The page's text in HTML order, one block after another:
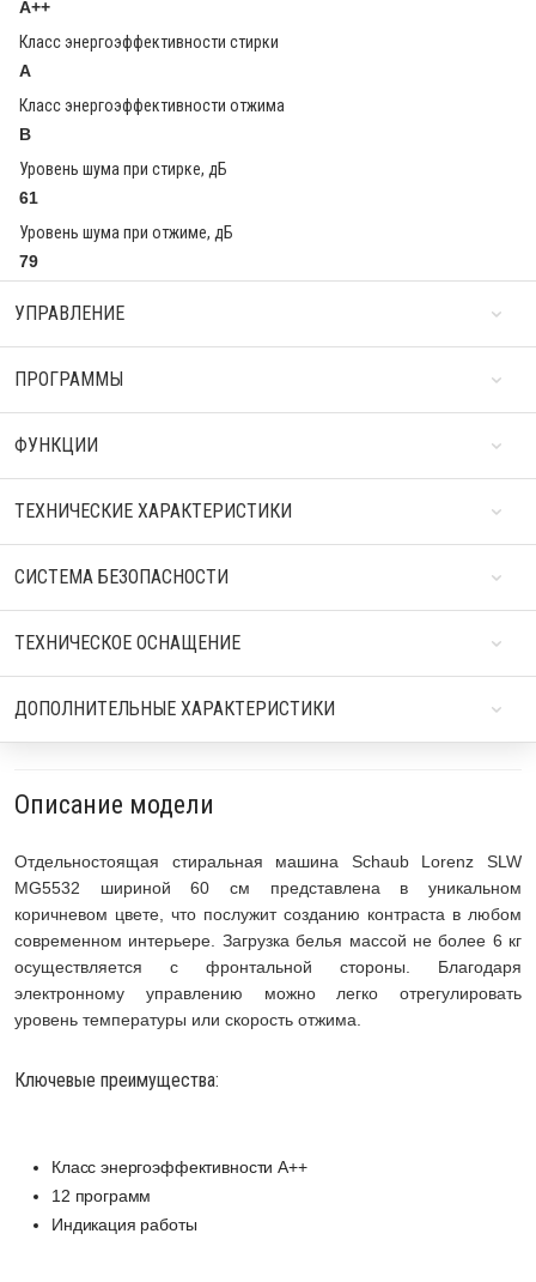
A++
Класс энергоэффективности стирки
A
Класс энергоэффективности отжима
B
Уровень шума при стирке, дБ
61
Уровень шума при отжиме, дБ
79
УПРАВЛЕНИЕ
ПРОГРАММЫ
ФУНКЦИИ
ТЕХНИЧЕСКИЕ ХАРАКТЕРИСТИКИ
СИСТЕМА БЕЗОПАСНОСТИ
ТЕХНИЧЕСКОЕ ОСНАЩЕНИЕ
ДОПОЛНИТЕЛЬНЫЕ ХАРАКТЕРИСТИКИ
Описание модели
Отдельностоящая стиральная машина Schaub Lorenz SLW
MG5532 шириной 60 см представлена в уникальном
коричневом цвете, что послужит созданию контраста в любом
современном интерьере. Загрузка белья массой не более 6 кг
осуществляется с фронтальной стороны. Благодаря
электронному управлению можно легко отрегулировать
уровень температуры или скорость отжима.
Ключевые преимущества:
Класс энергоэффективности А++
12 программ
Индикация работы